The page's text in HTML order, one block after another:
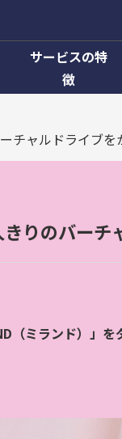
サービスの特
徴
チャルドライブ
りのバー
（ミランド）」